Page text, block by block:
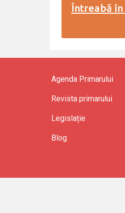
Întreabă
Agenda Primarului
Revista primarului
Legislație
Blog